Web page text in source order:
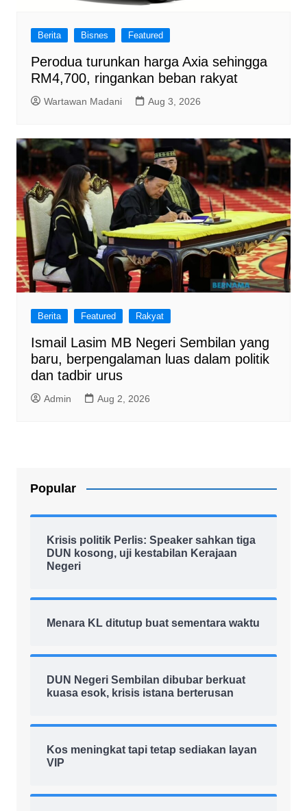
Berita Bisnes Featured
Perodua turunkan harga Axia sehingga
RM4,700, ringankan beban rakyat
Wartawan Madani Aug 3, 2026
Berita Featured Rakyat
Ismail Lasim MB Negeri Sembilan yang
baru, berpengalaman luas dalam politik
dan tadbir urus
Admin Aug 2, 2026
Popular
Krisis politik Perlis: Speaker sahkan tiga
DUN kosong, uji kestabilan Kerajaan
Negeri
Menara KL ditutup buat sementara waktu
DUN Negeri Sembilan dibubar berkuat
kuasa esok, krisis istana berterusan
Kos meningkat tapi tetap sediakan layan
VIP